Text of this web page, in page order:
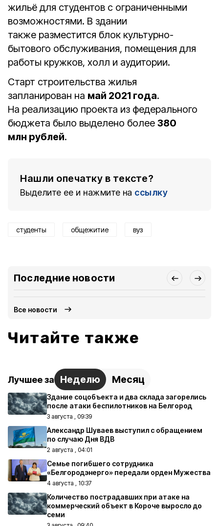
жильё для студентов с ограниченными
возможностями. В здании
также разместится блок культурно-
бытового обслуживания, помещения для
работы кружков, холл и аудитории.
Старт строительства жилья
запланирован на май 2021 года.
На реализацию проекта из федерального
бюджета было выделено более 380
млн рублей.
Нашли опечатку в тексте?
Выделите ее и нажмите на ссылку
студенты общежитие вуз
Последние новости
Все новости
Читайте также
Лучшее за Неделю Месяц
Здание соцобъекта и два склада загорелись
после атаки беспилотников на Белгород
3 августа , 09:39
Александр Шуваев выступил с обращением
по случаю Дня ВДВ
2 августа , 04:01
Семье погибшего сотрудника
«Белгородэнерго» передали орден Мужества
4 августа , 10:37
Количество пострадавших при атаке на
коммерческий объект в Короче выросло до
семи